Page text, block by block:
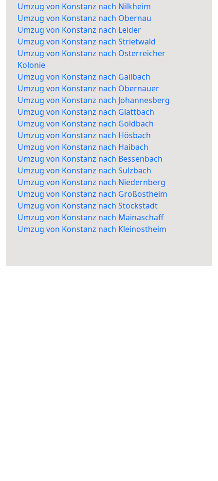
Umzug von Konstanz nach Nilkheim
Umzug von Konstanz nach Obernau
Umzug von Konstanz nach Leider
Umzug von Konstanz nach Strietwald
Umzug von Konstanz nach Österreicher
Kolonie
Umzug von Konstanz nach Gailbach
Umzug von Konstanz nach Obernauer
Umzug von Konstanz nach Johannesberg
Umzug von Konstanz nach Glattbach
Umzug von Konstanz nach Goldbach
Umzug von Konstanz nach Hösbach
Umzug von Konstanz nach Haibach
Umzug von Konstanz nach Bessenbach
Umzug von Konstanz nach Sulzbach
Umzug von Konstanz nach Niedernberg
Umzug von Konstanz nach Großostheim
Umzug von Konstanz nach Stockstadt
Umzug von Konstanz nach Mainaschaff
Umzug von Konstanz nach Kleinostheim